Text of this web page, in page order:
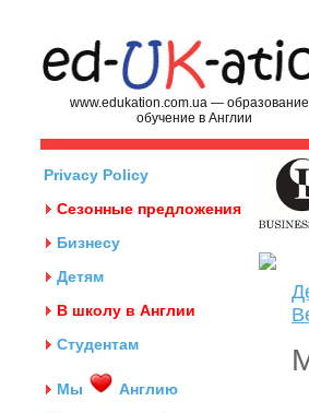
www.edukation.com.ua —
обучение в Англии
Privacy Policy
Сезонные предложения
Бизнесу
Детям
В школу в Англии
Студентам
Мы
Англию